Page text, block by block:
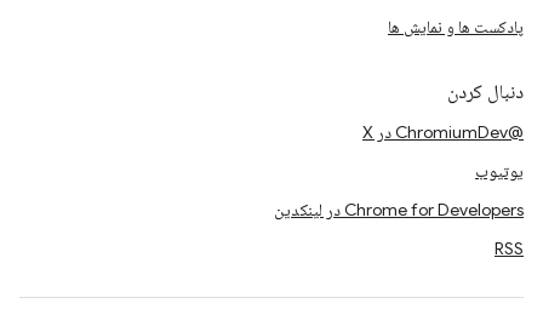
پادکست ها و نمایش ها
دنبال کردن
@ChromiumDev در X
یوتیوب
Chrome for Developers در لینکدین
RSS